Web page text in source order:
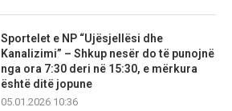
Sportelet e NP “Ujësjellësi dhe
Kanalizimi” – Shkup nesër do të punojnë
nga ora 7:30 deri në 15:30, e mërkura
është ditë jopune
05.01.2026 10:36